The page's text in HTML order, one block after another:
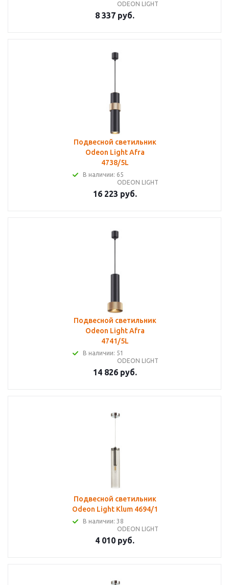
ODEON LIGHT
8 337 руб.
Подвесной светильник
Odeon Light Afra
4738/5L
В наличии: 65
ODEON LIGHT
16 223 руб.
Подвесной светильник
Odeon Light Afra
4741/5L
В наличии: 51
ODEON LIGHT
14 826 руб.
Подвесной светильник
Odeon Light Klum 4694/1
В наличии: 38
ODEON LIGHT
4 010 руб.